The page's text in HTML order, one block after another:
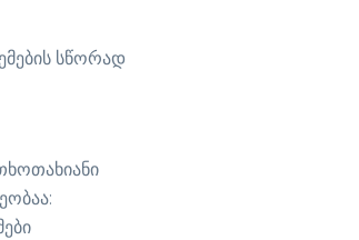
სწორად